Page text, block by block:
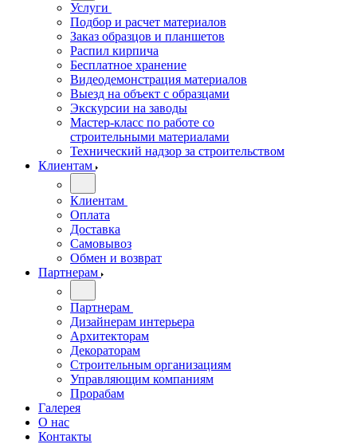
Услуги
Подбор и расчет материалов
Заказ образцов и планшетов
Распил кирпича
Бесплатное хранение
Видеодемонстрация материалов
Выезд на объект с образцами
Экскурсии на заводы
Мастер-класс по работе со
строительными материалами
Технический надзор за строительством
Клиентам
Клиентам
Оплата
Доставка
Самовывоз
Обмен и возврат
Партнерам
Партнерам
Дизайнерам интерьера
Архитекторам
Декораторам
Строительным организациям
Управляющим компаниям
Прорабам
Галерея
О нас
Контакты